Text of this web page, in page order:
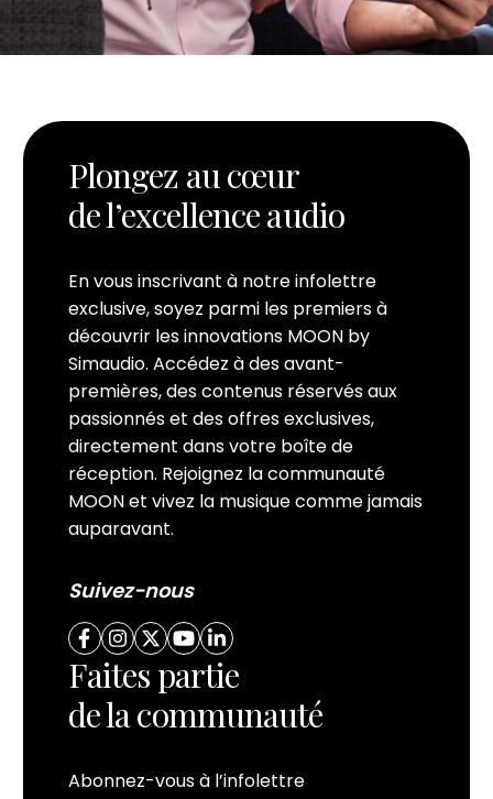
Plongez au cœur
de l’excellence audio
En vous inscrivant à notre infolettre
exclusive, soyez parmi les premiers à
découvrir les innovations MOON by
Simaudio. Accédez à des avant-
premières, des contenus réservés aux
passionnés et des offres exclusives,
directement dans votre boîte de
réception. Rejoignez la communauté
MOON et vivez la musique comme jamais
auparavant.
Suivez-nous
Faites partie
de la communauté
Abonnez-vous à l’infolettre